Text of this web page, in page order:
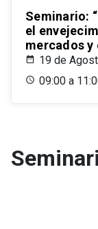
Seminario:
el
mercados y
19 de
09:00 a